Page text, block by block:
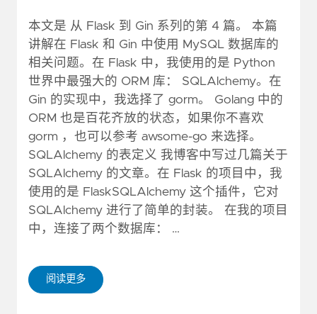
本文是 从 Flask 到 Gin 系列的第 4 篇。 本篇
讲解在 Flask 和 Gin 中使用 MySQL 数据库的
相关问题。在 Flask 中，我使用的是 Python
世界中最强大的 ORM 库： SQLAlchemy。在
Gin 的实现中，我选择了 gorm。 Golang 中的
ORM 也是百花齐放的状态，如果你不喜欢
gorm ，也可以参考 awsome-go 来选择。
SQLAlchemy 的表定义 我博客中写过几篇关于
SQLAlchemy 的文章。在 Flask 的项目中，我
使用的是 FlaskSQLAlchemy 这个插件，它对
SQLAlchemy 进行了简单的封装。 在我的项目
中，连接了两个数据库： …
阅读更多